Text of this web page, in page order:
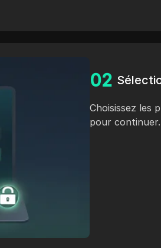
02
Choisissez les
pour continuer.